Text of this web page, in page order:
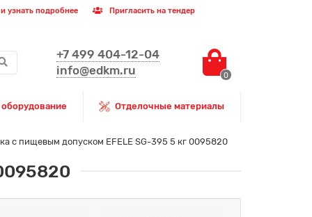
узнать подробнее Пригласить на тендер
+7 499 404-12-04
info@edkm.ru
0
Отделочные материалы
с пищевым допуском EFELE SG-395 5 кг 0095820